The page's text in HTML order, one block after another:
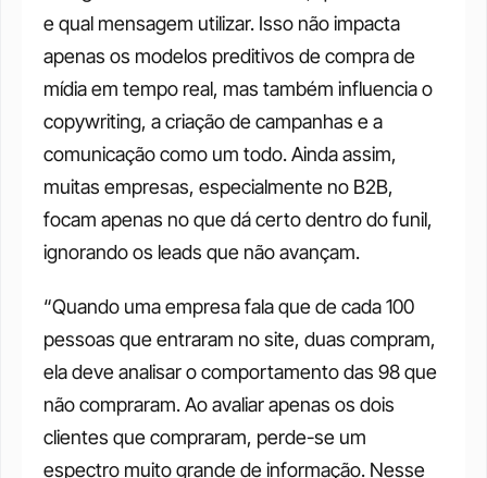
e qual mensagem utilizar. Isso não impacta
apenas os modelos preditivos de compra de
mídia em tempo real, mas também influencia o
copywriting, a criação de campanhas e a
comunicação como um todo. Ainda assim,
muitas empresas, especialmente no B2B,
focam apenas no que dá certo dentro do funil,
ignorando os leads que não avançam.
“Quando uma empresa fala que de cada 100
pessoas que entraram no site, duas compram,
ela deve analisar o comportamento das 98 que
não compraram. Ao avaliar apenas os dois
clientes que compraram, perde-se um
espectro muito grande de informação. Nesse